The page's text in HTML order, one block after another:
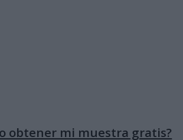
obtener mi muestra gratis?